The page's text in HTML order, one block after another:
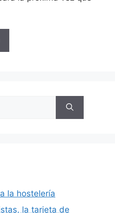
la hostelería
la tarjeta de